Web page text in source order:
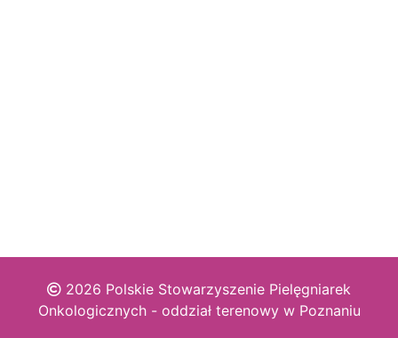
2026 Polskie Stowarzyszenie Pielęgniarek
Onkologicznych - oddział terenowy w Poznaniu